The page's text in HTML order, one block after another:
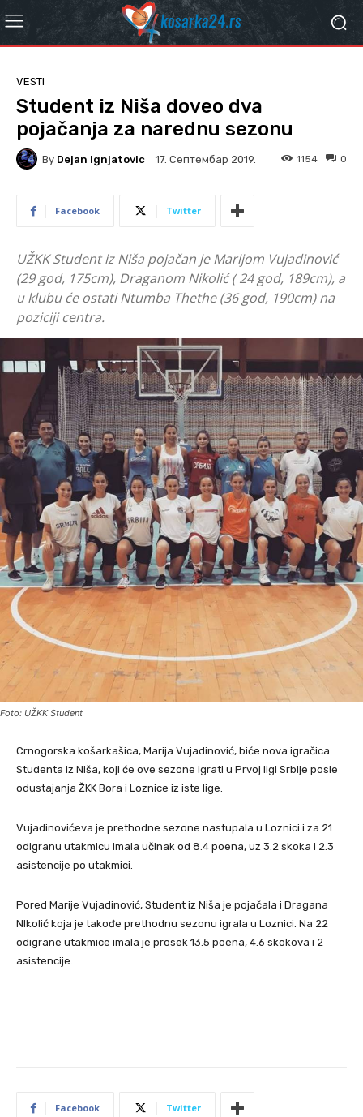
VESTI
Student iz Niša doveo dva
pojačanja za narednu sezonu
By Dejan Ignjatovic 17. Септембар 2019. 0
1154
Facebook Twitter
UŽKK Student iz Niša pojačan je Marijom Vujadinović
(29 god, 175cm), Draganom Nikolić ( 24 god, 189cm), a
u klubu će ostati Ntumba Thethe (36 god, 190cm) na
poziciji centra.
Foto: UŽKK Student
Crnogorska košarkašica, Marija Vujadinović, biće nova igračica
Studenta iz Niša, koji će ove sezone igrati u Prvoj ligi Srbije posle
odustajanja ŽKK Bora i Loznice iz iste lige.
Vujadinovićeva je prethodne sezone nastupala u Loznici i za 21
odigranu utakmicu imala učinak od 8.4 poena, uz 3.2 skoka i 2.3
asistencije po utakmici.
Pored Marije Vujadinović, Student iz Niša je pojačala i Dragana
NIkolić koja je takođe prethodnu sezonu igrala u Loznici. Na 22
odigrane utakmice imala je prosek 13.5 poena, 4.6 skokova i 2
asistencije.
Facebook Twitter